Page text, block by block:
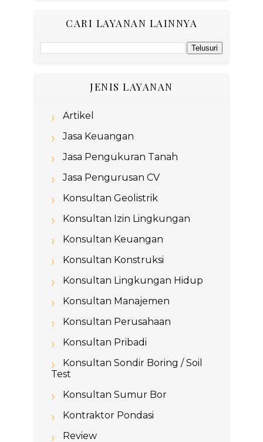
CARI LAYANAN LAINNYA
JENIS LAYANAN
Artikel
Jasa Keuangan
Jasa Pengukuran Tanah
Jasa Pengurusan CV
Konsultan Geolistrik
Konsultan Izin Lingkungan
Konsultan Keuangan
Konsultan Konstruksi
Konsultan Lingkungan Hidup
Konsultan Manajemen
Konsultan Perusahaan
Konsultan Pribadi
Konsultan Sondir Boring / Soil
Test
Konsultan Sumur Bor
Kontraktor Pondasi
Review